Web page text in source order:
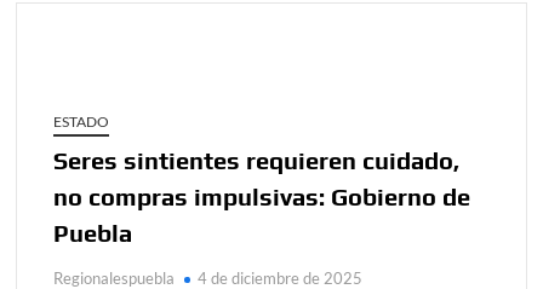
ESTADO
Seres sintientes requieren cuidado,
no compras impulsivas: Gobierno de
Puebla
Regionalespuebla 4 de diciembre de 2025